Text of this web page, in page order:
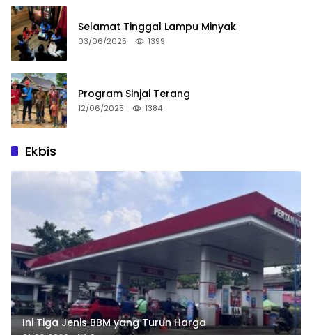
Selamat Tinggal Lampu Minyak
03/06/2025 1399
Program Sinjai Terang
12/06/2025 1384
Ekbis
Ini Tiga Jenis BBM yang Turun Harga